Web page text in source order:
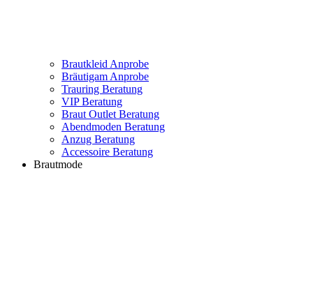
Brautkleid Anprobe
Bräutigam Anprobe
Trauring Beratung
VIP Beratung
Braut Outlet Beratung
Abendmoden Beratung
Anzug Beratung
Accessoire Beratung
Brautmode